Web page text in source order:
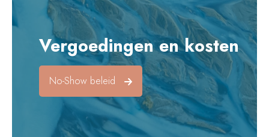
Vergoedingen en kosten
No-Show beleid